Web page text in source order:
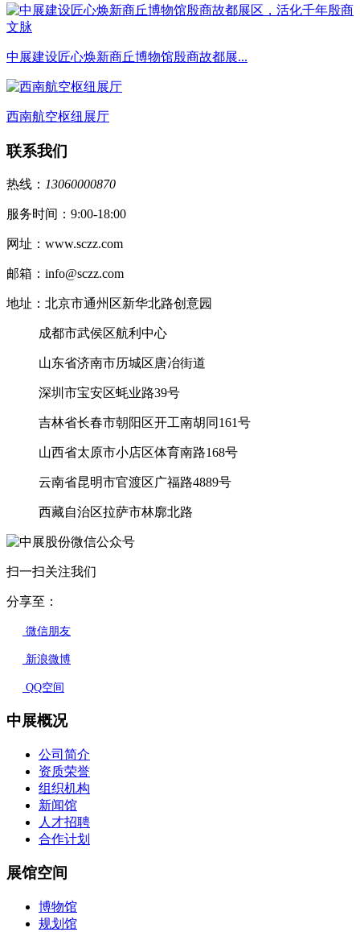
中展建设匠心焕新商丘博物馆殷商故都展...
西南航空枢纽展厅
联系我们
热线： 13060000870
服务时间：9:00-18:00
网址：www.sczz.com
邮箱：info@sczz.com
地址：北京市通州区新华北路创意园
成都市武侯区航利中心
山东省济南市历城区唐冶街道
深圳市宝安区蚝业路39号
吉林省长春市朝阳区开工南胡同161号
山西省太原市小店区体育南路168号
云南省昆明市官渡区广福路4889号
西藏自治区拉萨市林廓北路
扫一扫关注我们
分享至：
微信朋友
新浪微博
QQ空间
中展概况
公司简介
资质荣誉
组织机构
新闻馆
人才招聘
合作计划
展馆空间
博物馆
规划馆